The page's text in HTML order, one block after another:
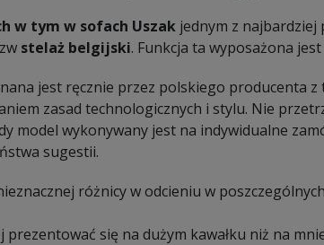
w tym w sofach Uszak jednym z
stelaż belgijski. Funkcja ta wyposażona
jest ręcznie przez polskiego producenta
zasad technologicznych i stylu. Nie
model wykonywany jest na indywidualne
sugestii.
różnicy w odcieniu w
prezentować się na dużym kawałku niż na